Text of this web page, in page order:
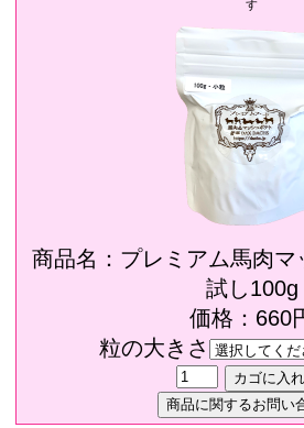
す
商品名：プレミアム馬肉
試し100g
価格：660
粒の大きさ